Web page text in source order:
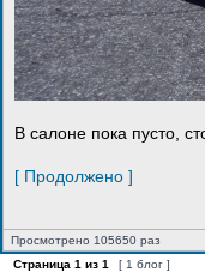
В салоне пока пусто,
[ Продолжено ]
Просмотрено 105650 раз
Страница 1 из 1 [ 1 блог ]